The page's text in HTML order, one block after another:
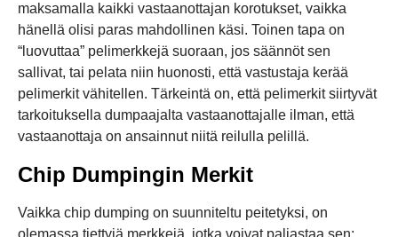
maksamalla kaikki vastaanottajan korotukset, vaikka
hänellä olisi paras mahdollinen käsi. Toinen tapa on
“luovuttaa” pelimerkkejä suoraan, jos säännöt sen
sallivat, tai pelata niin huonosti, että vastustaja kerää
pelimerkit vähitellen. Tärkeintä on, että pelimerkit siirtyvät
tarkoituksella dumpaajalta vastaanottajalle ilman, että
vastaanottaja on ansainnut niitä reilulla pelillä.
Chip Dumpingin Merkit
Vaikka chip dumping on suunniteltu peitetyksi, on
olemassa tiettyjä merkkejä, jotka voivat paljastaa sen: